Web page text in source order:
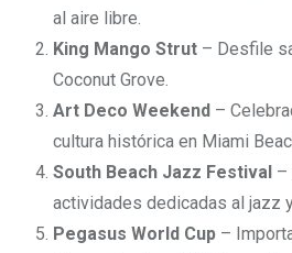
al aire libre.
King Mango Strut – Desfile
Coconut Grove.
Art Deco Weekend –
cultura histórica en Miami
South Beach Jazz Festival –
actividades dedicadas al jazz
Pegasus World Cup –